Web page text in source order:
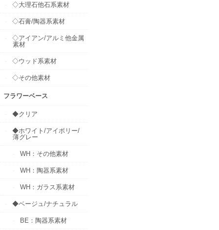
◇大理石他石系素材
◇石膏/陶器系素材
◇アイアン/アルミ他金属
素材
◇ウッド系素材
◇その他素材
フラワーベース
◆クリア
◆ホワイト/アイボリー/
薄グレー
WH：その他素材
WH：陶器系素材
WH：ガラス系素材
◆ベージュ/ナチュラル
BE：陶器系素材